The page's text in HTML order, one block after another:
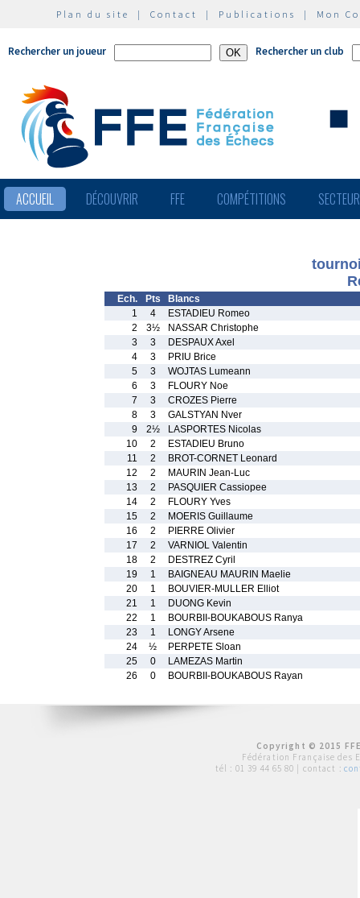
Plan du site | Contact | Publications | Mon
Rechercher un joueur Rechercher un club
ACCUEIL DÉCOUVRIR FFE COMPÉTITIONS
Ech. Pts
Blancs
1
4
ESTADIEU Romeo
2
3½
NASSAR Christophe
3
3
DESPAUX Axel
4
3
PRIU Brice
5
3
WOJTAS Lumeann
6
3
FLOURY Noe
7
3
CROZES Pierre
8
3
GALSTYAN Nver
9
2½
LASPORTES Nicolas
10
2
ESTADIEU Bruno
11
2
BROT-CORNET Leonard
12
2
MAURIN Jean-Luc
13
2
PASQUIER Cassiopee
14
2
FLOURY Yves
15
2
MOERIS Guillaume
16
2
PIERRE Olivier
17
2
VARNIOL Valentin
18
2
DESTREZ Cyril
19
1
BAIGNEAU MAURIN Maelie
20
1
BOUVIER-MULLER Elliot
21
1
DUONG Kevin
22
1
BOURBII-BOUKABOUS Ranya
23
1
LONGY Arsene
24
½
PERPETE Sloan
25
0
LAMEZAS Martin
26
0 BOURBII-BOUKABOUS Rayan
Copyright © 2015
Fédération Française des
tél : 01 39 44 65 80 | contact :